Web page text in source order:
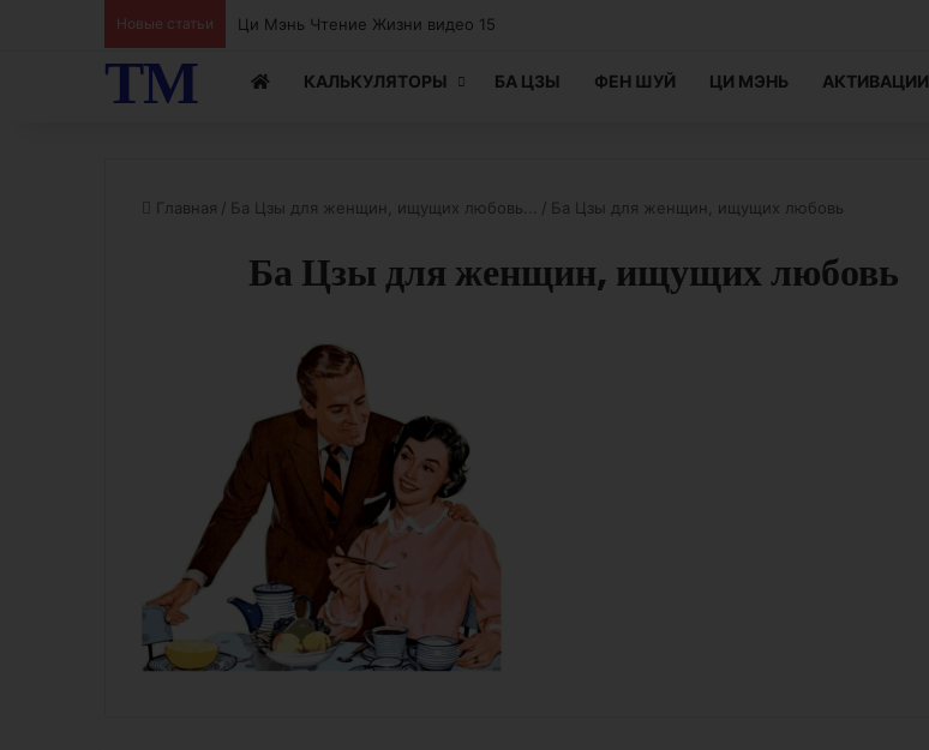
Новые статьи Ци Мэнь Чтение Жизни видео 14
ТМ КАЛЬКУЛЯТОРЫ БА ЦЗЫ ФЕН ШУЙ ЦИ МЭНЬ АКТИВАЦИИ
Главная / Ба Цзы для женщин, ищущих любовь... / Ба Цзы для женщин, ищущих любовь
Ба Цзы для женщин, ищущих любовь